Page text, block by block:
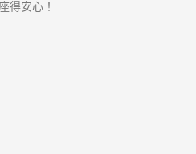
得安心！